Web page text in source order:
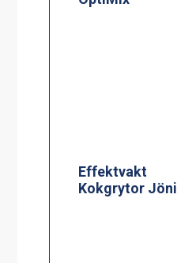
Effektvakt
Kokgrytor Jöni